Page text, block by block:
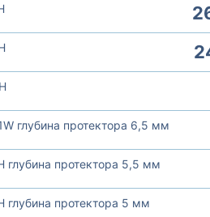
глубина протектора 6,5 мм
глубина протектора 5,5 мм
глубина протектора 5 мм